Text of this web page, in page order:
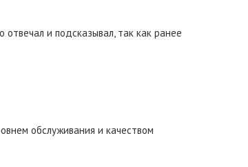
и подсказывал, так как ранее
обслуживания и качеством